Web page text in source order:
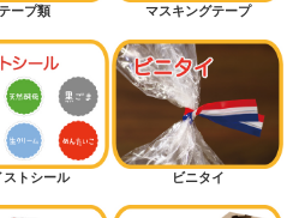
ン）
ープ類 マスキングテープ
ストシール ビニタイ